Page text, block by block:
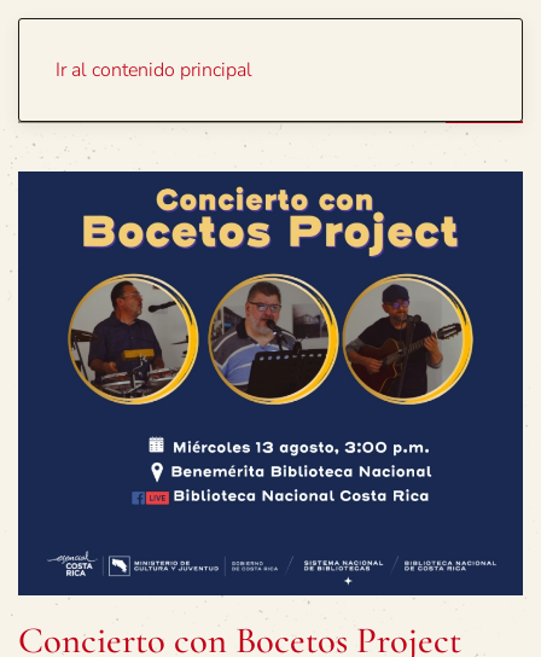
Ir al contenido principal
Concierto con Bocetos Project